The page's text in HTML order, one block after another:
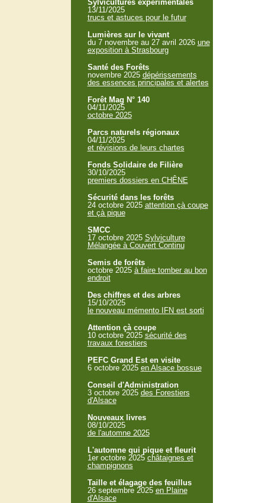
Sylvicultures expérimentales
13/11/2025
trucs et astuces pour le futur
Lumières sur le vivant
du 7 novembre au 27 avril 2026 une
exposition à Strasbourg
Santé des Forêts
novembre 2025 dépérissements
des essences principales et alertes
Forêt Mag N° 140
04/11/2025
octobre 2025
Parcs naturels régionaux
04/11/2025
et révisions de leurs chartes
Fonds Solidaire de Filière
30/10/2025
premiers dossiers en CHÊNE
Sécurité dans les forêts
24 octobre 2025 attention çà coupe
et çà pique
SMCC
17 octobre 2025 Sylviculture
Mélangée à Couvert Continu
Semis de forêts
octobre 2025 à faire tomber au bon
endroit
Des chiffres et des arbres
15/10/2025
le nouveau mémento IFN est sorti
Attention çà coupe
10 octobre 2025 sécurité des
travaux forestiers
PEFC Grand Est en visite
6 octobre 2025 en Alsace bossue
Conseil d'Administration
3 octobre 2025 des Forestiers
d'Alsace
Nouveaux livres
08/10/2025
de l'automne 2025
L'automne qui pique et fleurit
1er octobre 2025 châtaignes et
champignons
Taille et élagage des feuillus
26 septembre 2025 en Plaine
d'Alsace